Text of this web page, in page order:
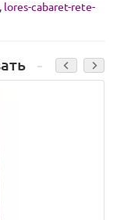
, lores-cabaret-rete-